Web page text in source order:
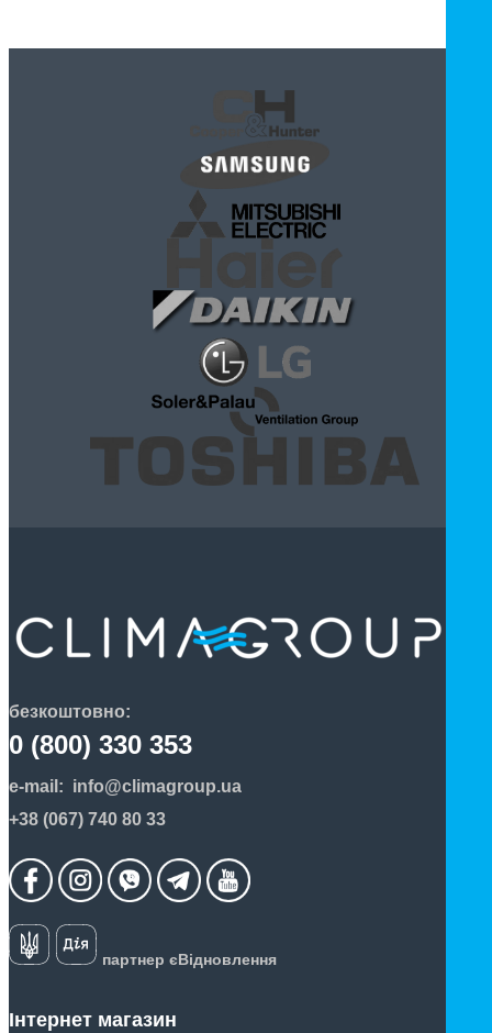
безкоштовно:
0 (800) 330 353
e-mail: info@climagroup.ua
+38 (067) 740 80 33
партнер єВідновлення
Інтернет магазин